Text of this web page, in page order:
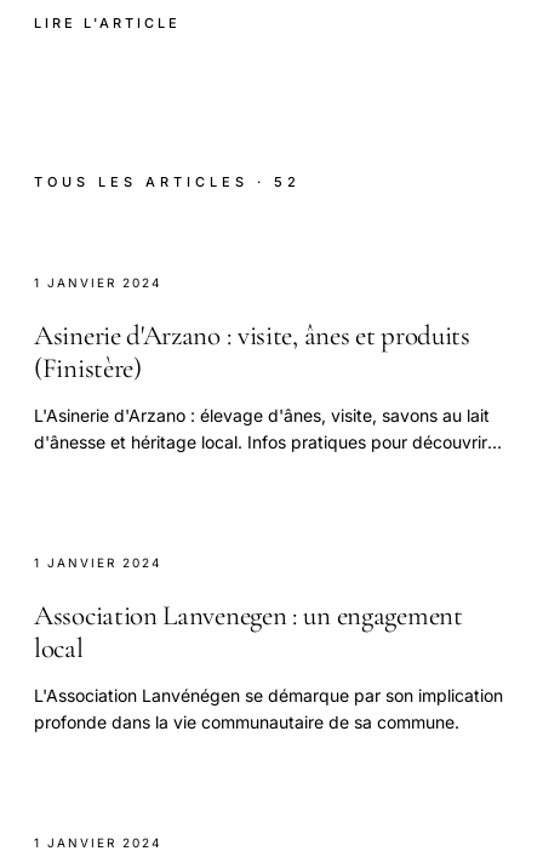
LIRE L'ARTICLE
TOUS LES ARTICLES · 52
1 JANVIER 2024
Asinerie d'Arzano : visite, ânes et produits
(Finistère)
L'Asinerie d'Arzano : élevage d'ânes, visite, savons au lait
d'ânesse et héritage local. Infos pratiques pour découvrir
1 JANVIER 2024
Association Lanvenegen : un engagement
local
L'Association Lanvénégen se démarque par son implication
profonde dans la vie communautaire de sa commune.
1 JANVIER 2024